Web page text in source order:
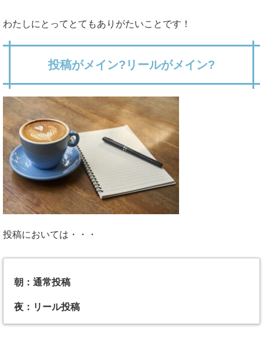
わたしにとってとてもありがたいことです！
投稿がメイン?リールがメイン?
投稿においては・・・
朝：通常投稿
夜：リール投稿